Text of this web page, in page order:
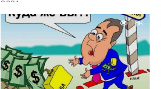
2021 год, перед журналистами
выступил...
1.8K